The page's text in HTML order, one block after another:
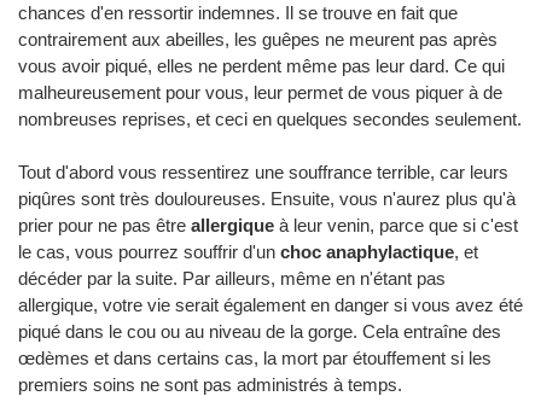
chances d'en ressortir indemnes. Il se trouve en fait que
contrairement aux abeilles, les guêpes ne meurent pas après
vous avoir piqué, elles ne perdent même pas leur dard. Ce qui
malheureusement pour vous, leur permet de vous piquer à de
nombreuses reprises, et ceci en quelques secondes seulement.
Tout d'abord vous ressentirez une souffrance terrible, car leurs
piqûres sont très douloureuses. Ensuite, vous n'aurez plus qu'à
prier pour ne pas être allergique à leur venin, parce que si c'est
le cas, vous pourrez souffrir d'un choc anaphylactique, et
décéder par la suite. Par ailleurs, même en n'étant pas
allergique, votre vie serait également en danger si vous avez été
piqué dans le cou ou au niveau de la gorge. Cela entraîne des
œdèmes et dans certains cas, la mort par étouffement si les
premiers soins ne sont pas administrés à temps.